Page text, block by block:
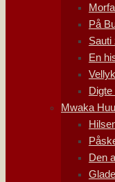
På
Sauti
En
Digte
Mwaka
Den